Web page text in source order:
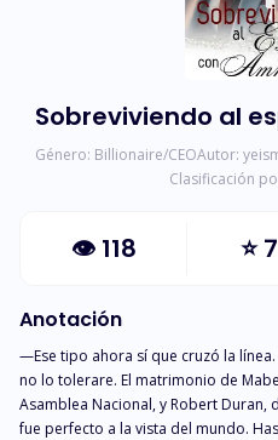
Sobreviviendo al
Género: Billionaire/CEOAutor:
Clasificación
👁 118 ⭐
Anotación
—Ese tipo ahora sí que cruzó la
no lo tolerare. El matrimonio de Mabel Adam, hija de un miembro de la
Asamblea Nacional, y Robert Duran,
fue perfecto a la vista del mundo. Hasta que su marido Robert comenzó